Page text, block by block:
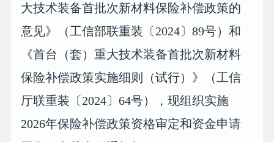
大技术装备首批次新材料保险补偿政策的
意见》（工信部联重装〔2024〕89号）和
《首台（套）重大技术装备首批次新材料
保险补偿政策实施细则（试行）》（工信
厅联重装〔2024〕64号），现组织实施
2026年保险补偿政策资格审定和资金申请